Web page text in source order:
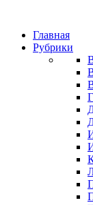
Главная
Рубрики